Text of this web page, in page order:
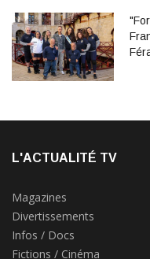
L'ACTUALITÉ TV
Magazines
Divertissements
Infos / Docs
Fictions / Cinéma